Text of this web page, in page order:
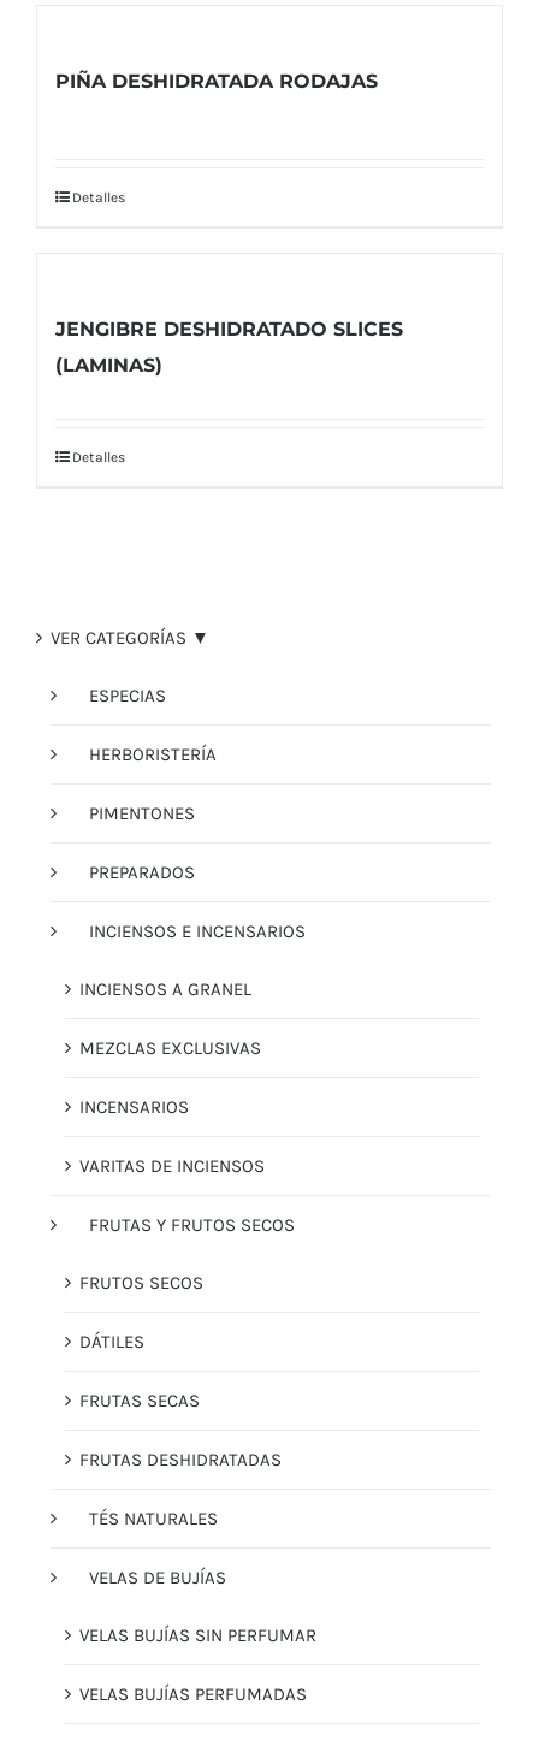
PIÑA DESHIDRATADA RODAJAS
Detalles
JENGIBRE DESHIDRATADO SLICES
(LAMINAS)
Detalles
VER CATEGORÍAS ▼
ESPECIAS
HERBORISTERÍA
PIMENTONES
PREPARADOS
INCIENSOS E INCENSARIOS
INCIENSOS A GRANEL
MEZCLAS EXCLUSIVAS
INCENSARIOS
VARITAS DE INCIENSOS
FRUTAS Y FRUTOS SECOS
FRUTOS SECOS
DÁTILES
FRUTAS SECAS
FRUTAS DESHIDRATADAS
TÉS NATURALES
VELAS DE BUJÍAS
VELAS BUJÍAS SIN PERFUMAR
VELAS BUJÍAS PERFUMADAS